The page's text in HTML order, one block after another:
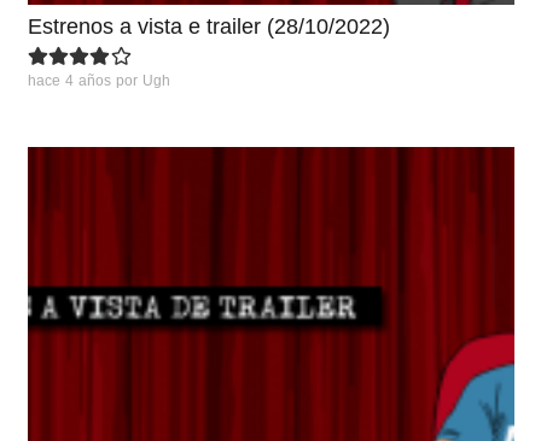
Estrenos a vista e trailer (28/10/2022)
hace 4 años por Ugh